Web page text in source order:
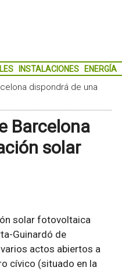
INSTALACIONES ENERGÍA
dispondrá de una
Barcelona
solar
solar fotovoltaica
Guinardó de
actos abiertos a
cívico (situado en la